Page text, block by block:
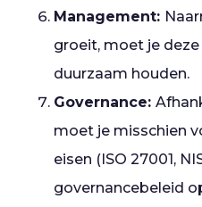
Management:
groeit, moet je
duurzaam houden.
Governance:
moet je misschien
eisen (ISO 27001,
governancebeleid